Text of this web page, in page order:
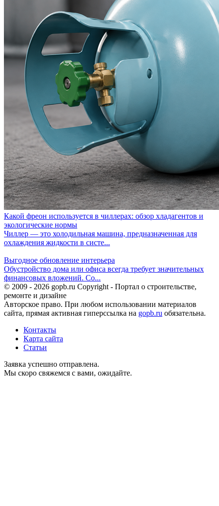
Какой фреон используется в чиллерах: обзор хладагентов и
экологические нормы
Чиллер — это холодильная машина, предназначенная для
охлаждения жидкости в систе...
Выгодное обновление интерьера
Обустройство дома или офиса всегда требует значительных
финансовых вложений. Со...
© 2009 - 2026 gopb.ru Copyright - Портал о строительстве,
ремонте и дизайне
Авторское право. При любом использовании материалов
сайта, прямая активная гиперссылка на gopb.ru обязательна.
Контакты
Карта сайта
Статьи
Заявка успешно отправлена.
Мы скоро свяжемся с вами, ожидайте.